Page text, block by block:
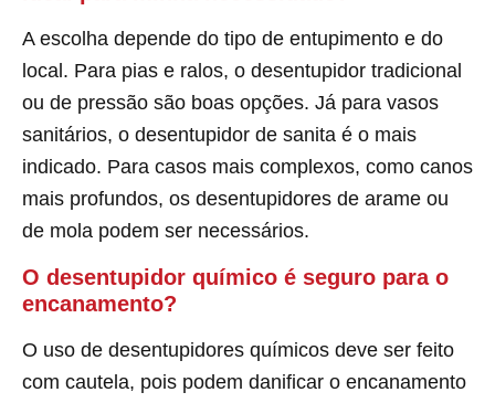
A escolha depende do tipo de entupimento e do
local. Para pias e ralos, o desentupidor tradicional
ou de pressão são boas opções. Já para vasos
sanitários, o desentupidor de sanita é o mais
indicado. Para casos mais complexos, como canos
mais profundos, os desentupidores de arame ou
de mola podem ser necessários.
O desentupidor químico é seguro para o
encanamento?
O uso de desentupidores químicos deve ser feito
com cautela, pois podem danificar o encanamento